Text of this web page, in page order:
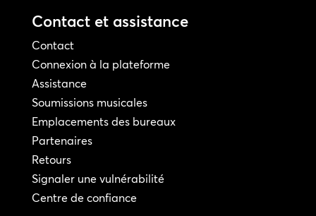
Contact et assistance
Contact
Connexion à la plateforme
Assistance
Soumissions musicales
Emplacements des bureaux
Partenaires
Retours
Signaler une vulnérabilité
Centre de confiance